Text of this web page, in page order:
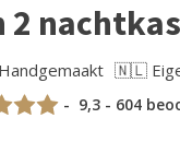
2
🇳🇱
- 9,3 - 604